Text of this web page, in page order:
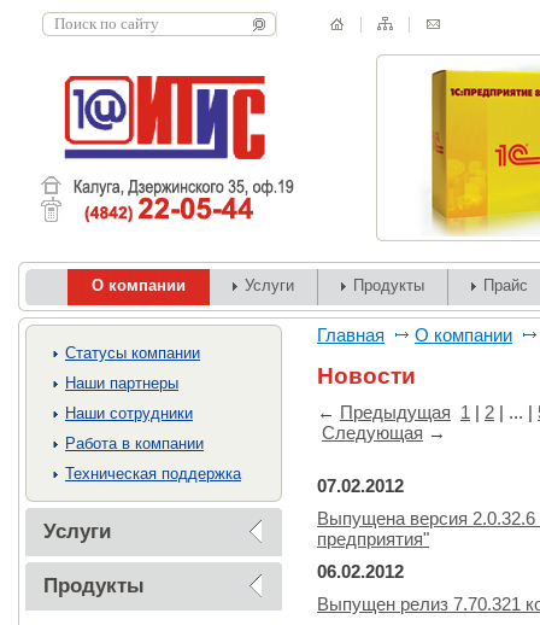
О компании Услуги Продукты Прайс
Cтатусы компании
Наши партнеры
Наши сотрудники
Работа в компании
Техническая поддержка
Услуги
Продукты
Главная О компании
Новости
← Предыдущая 1 | 2 | ... |
Следующая →
07.02.2012
Выпущена версия 2.0.32.6
предприятия"
06.02.2012
Выпущен релиз 7.70.321